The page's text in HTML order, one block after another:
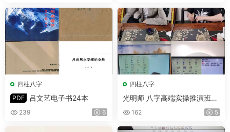
四柱八字
PDF
吕文艺电子书24本
239 6
四柱八字
光明师 八字高端实操推演班婚
姻爱情专场 视频3集
162 5